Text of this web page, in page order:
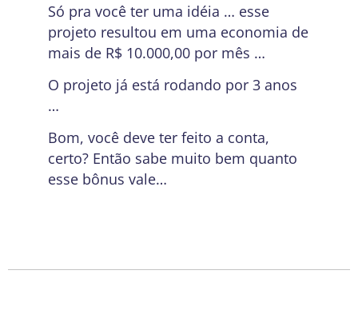
Só pra você ter uma idéia … esse
projeto resultou em uma economia de
mais de R$ 10.000,00 por mês …
O projeto já está rodando por 3 anos
…
Bom, você deve ter feito a conta,
certo? Então sabe muito bem quanto
esse bônus vale…